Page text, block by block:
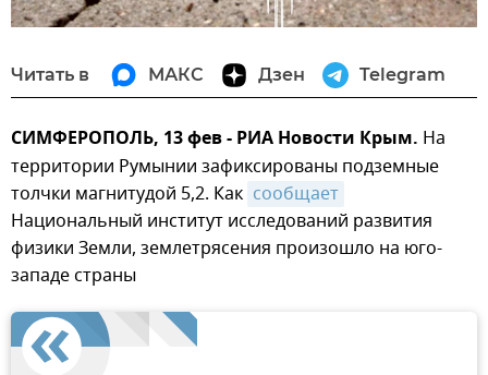
Читать в МАКС Дзен Telegram
СИМФЕРОПОЛЬ, 13 фев - РИА Новости Крым. На
территории Румынии зафиксированы подземные
толчки магнитудой 5,2. Как сообщает
Национальный институт исследований развития
физики Земли, землетрясения произошло на юго-
западе страны